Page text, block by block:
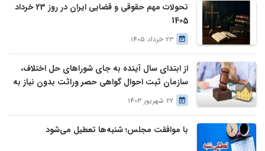
تحولات مهم حقوقی و قضایی ایران در روز 23 خرداد
1405
23 خرداد 1405
از ابتدای سال آینده به جای شوراهای حل اختلاف،
سازمان ثبت احوال گواهی حصر وراثت بدون نیاز به
درخواست وراث صادر خواهد کرد
22 شهریور 1403
با موافقت مجلس؛ شنبه‌ها تعطیل می‌شود